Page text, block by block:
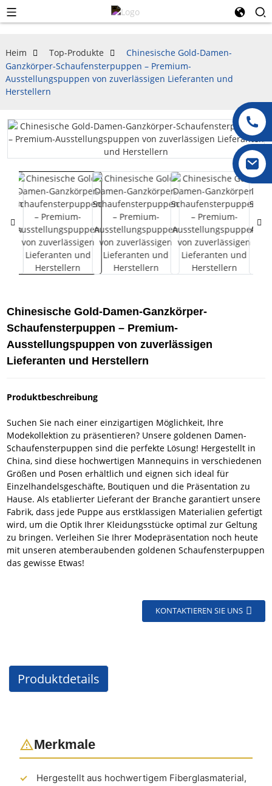
Heim Top-Produkte
Chinesische Gold-Damen-
Ganzkörper-Schaufensterpuppen – Premium-
Ausstellungspuppen von zuverlässigen Lieferanten und
Herstellern
Chinesische Gold-Damen-Ganzkörper-
Schaufensterpuppen – Premium-
Ausstellungspuppen von zuverlässigen
Lieferanten und Herstellern
Produktbeschreibung
Suchen Sie nach einer einzigartigen Möglichkeit, Ihre
Modekollektion zu präsentieren? Unsere goldenen Damen-
Schaufensterpuppen sind die perfekte Lösung! Hergestellt in
China, sind diese hochwertigen Mannequins in verschiedenen
Größen und Posen erhältlich und eignen sich ideal für
Einzelhandelsgeschäfte, Boutiquen und die Präsentation zu
Hause. Als etablierter Lieferant der Branche garantiert unsere
Fabrik, dass jede Puppe aus erstklassigen Materialien gefertigt
wird, um die Optik Ihrer Kleidungsstücke optimal zur Geltung
zu bringen. Verleihen Sie Ihrer Modepräsentation noch heute
mit unseren atemberaubenden goldenen Schaufensterpuppen
das gewisse Etwas!
KONTAKTIEREN SIE UNS
Produktdetails
Merkmale
Hergestellt aus hochwertigem Fiberglasmaterial,